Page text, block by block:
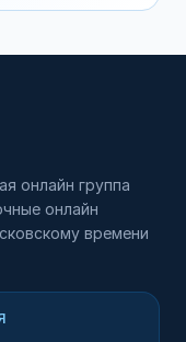
онлайн группа
онлайн
времени